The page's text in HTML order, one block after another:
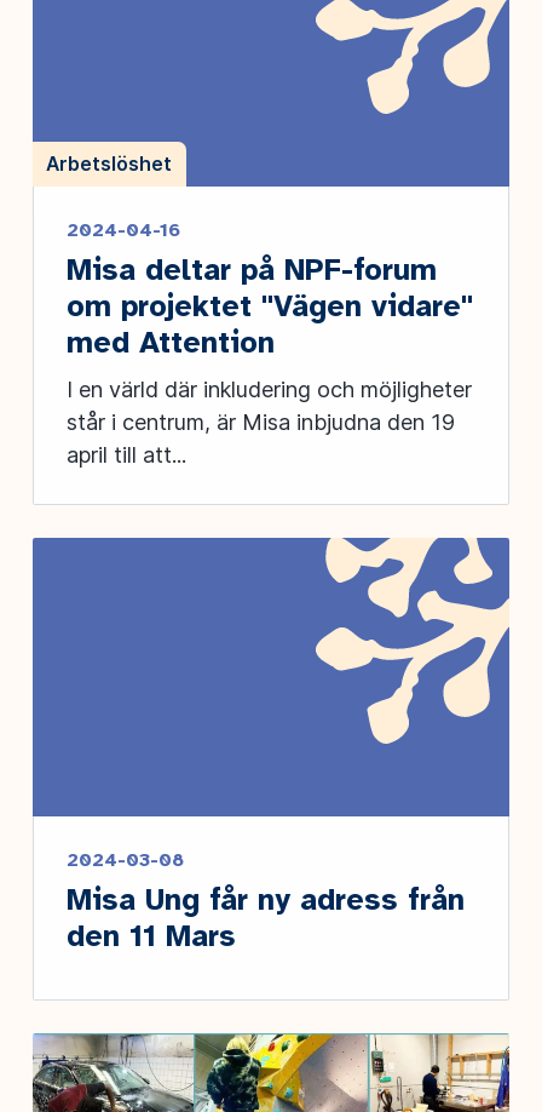
Arbetslöshet
2024-04-16
Misa deltar på NPF-forum
om projektet "Vägen vidare"
med Attention
I en värld där inkludering och möjligheter
står i centrum, är Misa inbjudna den 19
april till att...
2024-03-08
Misa Ung får ny adress från
den 11 Mars